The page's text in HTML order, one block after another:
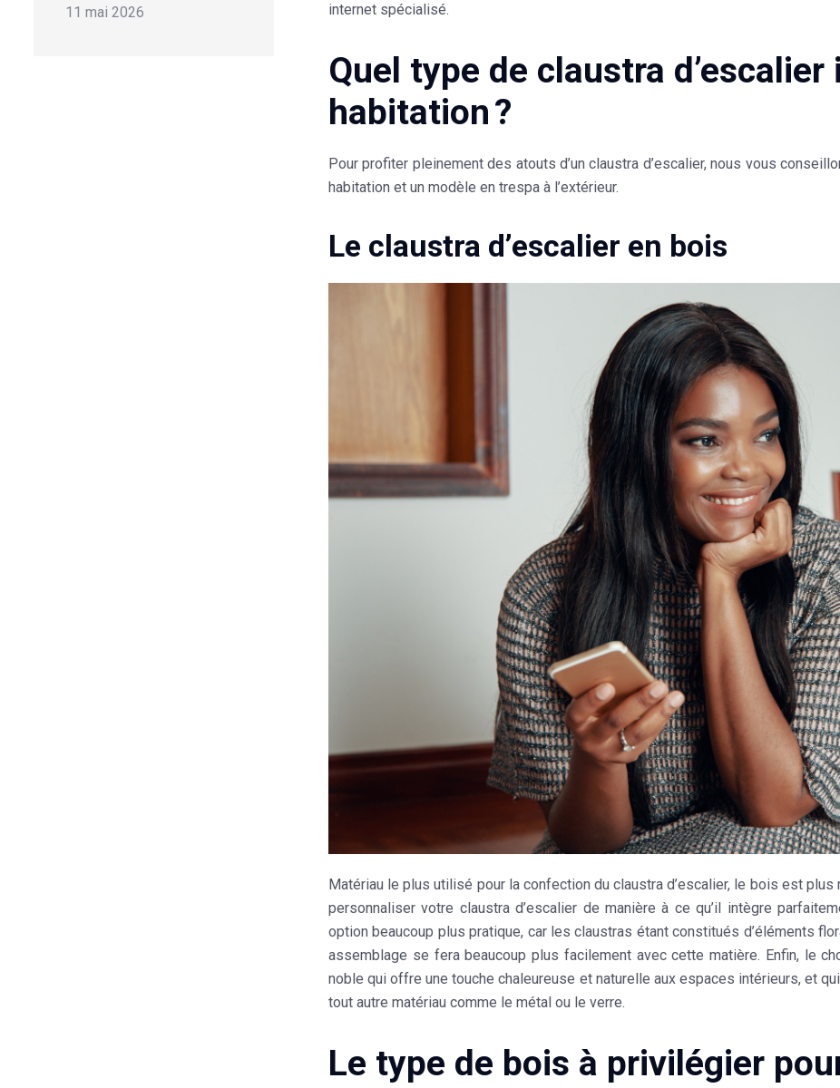
11 mai 2026
internet spécialisé.
Quel type de claustra
habitation ?
Pour profiter pleinement des atouts d’un claustra d’escalier, nous vous
habitation et un modèle en trespa à l’extérieur.
Le claustra d’escalier en bois
Matériau le plus utilisé pour la confection du claustra d’escalier, le bois est
personnaliser votre claustra d’escalier de manière à ce qu’il intègre
option beaucoup plus pratique, car les claustras étant constitués d’éléments
assemblage se fera beaucoup plus facilement avec cette matière. Enfin, le
noble qui offre une touche chaleureuse et naturelle aux espaces intérieurs, et
tout autre matériau comme le métal ou le verre.
Le type de bois à privilégier